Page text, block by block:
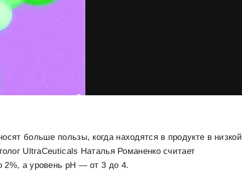
больше пользы, когда находятся в продукте в низкой
UltraCeuticals Наталья Романенко считает
2%, а уровень pH — от 3 до 4.